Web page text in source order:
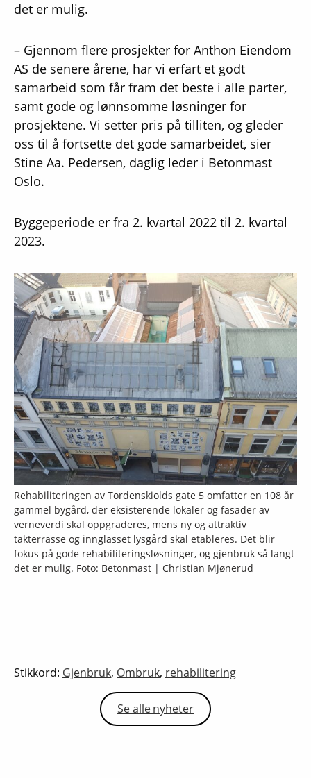
det er mulig.
– Gjennom flere prosjekter for Anthon Eiendom
AS de senere årene, har vi erfart et godt
samarbeid som får fram det beste i alle parter,
samt gode og lønnsomme løsninger for
prosjektene. Vi setter pris på tilliten, og gleder
oss til å fortsette det gode samarbeidet, sier
Stine Aa. Pedersen, daglig leder i Betonmast
Oslo.
Byggeperiode er fra 2. kvartal 2022 til 2. kvartal
2023.
Rehabiliteringen av Tordenskiolds gate 5 omfatter en 108 år
gammel bygård, der eksisterende lokaler og fasader av
verneverdi skal oppgraderes, mens ny og attraktiv
takterrasse og innglasset lysgård skal etableres. Det blir
fokus på gode rehabiliteringsløsninger, og gjenbruk så langt
det er mulig. Foto: Betonmast | Christian Mjønerud
Stikkord: Gjenbruk, Ombruk, rehabilitering
Se alle nyheter